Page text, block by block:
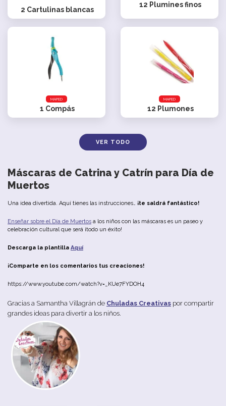
2 Cartulinas blancas
12 Plumines finos
MAPED
1 Compás
MAPED
12 Plumones
VER TODO
Máscaras de Catrina y Catrín para Día de
Muertos
Una idea divertida. Aquí tienes las instrucciones… ¡te saldrá fantástico!
Enseñar sobre el Día de Muertos a los niños con las máscaras es un paseo y
celebración cultural que será ¡todo un éxito!
Descarga la plantilla Aquí
¡Comparte en los comentarios tus creaciones!
https://www.youtube.com/watch?v=_KUe7FYDOH4
Gracias a Samantha Villagrán de Chuladas Creativas por compartir
grandes ideas para divertir a los niños.